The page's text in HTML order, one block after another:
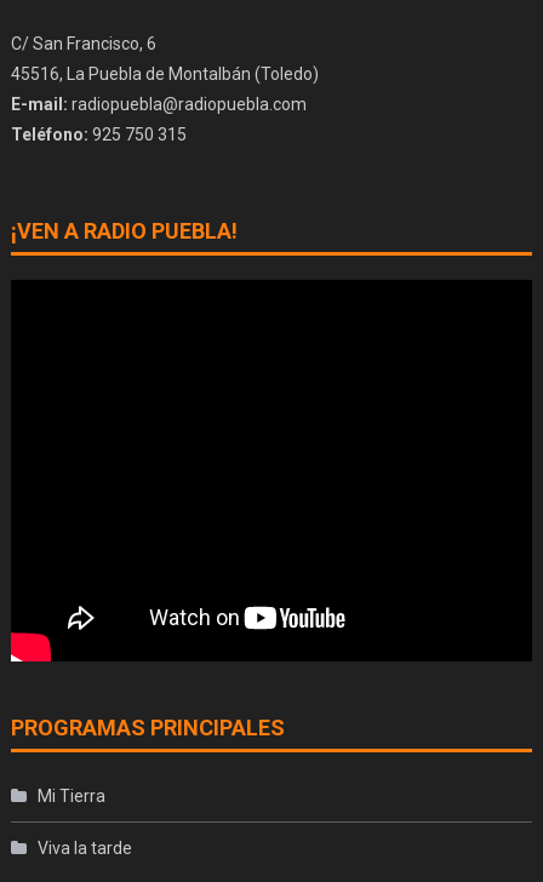
C/ San Francisco, 6
45516, La Puebla de Montalbán (Toledo)
E-mail: radiopuebla@radiopuebla.com
Teléfono: 925 750 315
¡VEN A RADIO PUEBLA!
PROGRAMAS PRINCIPALES
Mi Tierra
Viva la tarde